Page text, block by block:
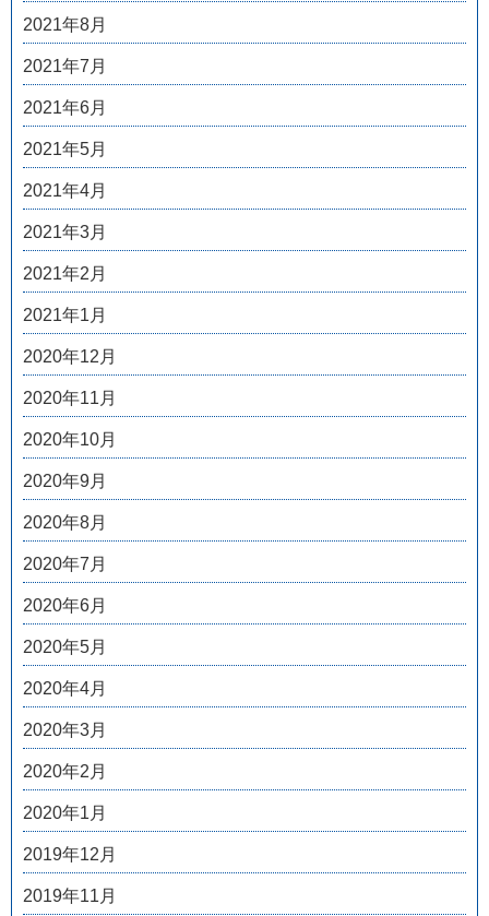
2021年8月
2021年7月
2021年6月
2021年5月
2021年4月
2021年3月
2021年2月
2021年1月
2020年12月
2020年11月
2020年10月
2020年9月
2020年8月
2020年7月
2020年6月
2020年5月
2020年4月
2020年3月
2020年2月
2020年1月
2019年12月
2019年11月